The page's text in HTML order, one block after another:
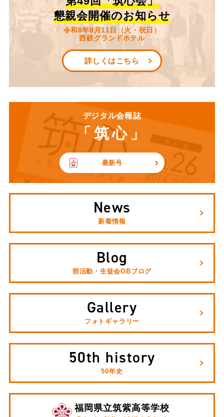
懇親会開催のお知らせ
令和8年8月11日（火・祝日）
西鉄グランドホテル
詳しくはこちら
デジタル会報誌
「筑心」
最新号
News
新着情報
Blog
部活動・生徒会OBブログ
Gallery
フォトギャラリー
50th history
50年史
福岡県立筑紫高等学校